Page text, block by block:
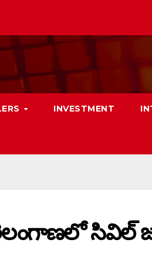
INVESTMENT
సివిల్